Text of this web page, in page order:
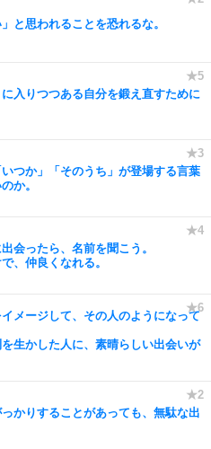
」と思われることを恐れるな。
入りつつある自分を鍛え直すために
つか」「そのうち」が登場する言葉
か。
会ったら、名前を聞こう。
、仲良くなれる。
メージして、その人のようになって
生かした人に、素晴らしい出会いが
かりすることがあっても、無駄な出